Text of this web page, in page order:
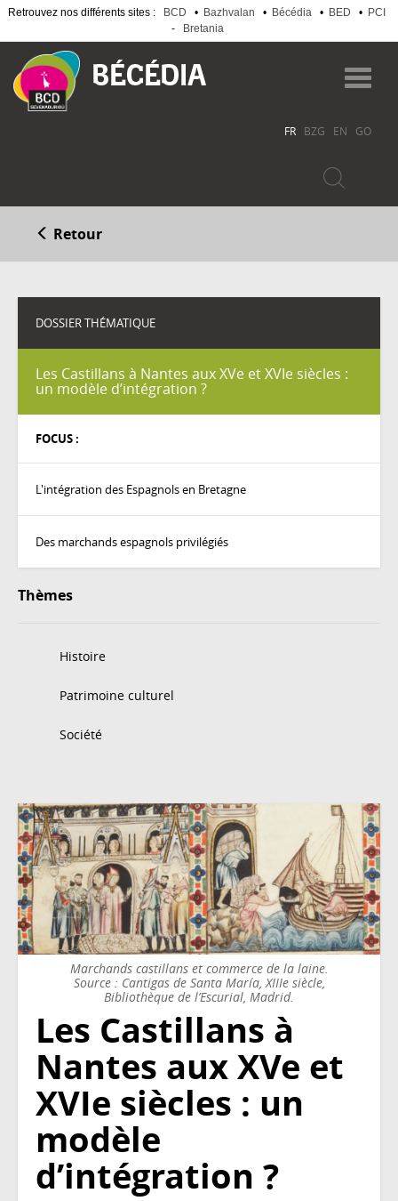
Retrouvez nos différents sites : BCD • Bazhvalan • Bécédia • BED •
PCI
-
Bretania
au
contenu
principal
FR BZG EN GO
Retour
DOSSIER THÉMATIQUE
Les Castillans à Nantes aux XVe et XVIe siècles :
un modèle d’intégration ?
FOCUS :
L'intégration des Espagnols en Bretagne
Des marchands espagnols privilégiés
Thèmes
Histoire
Patrimoine culturel
Société
Marchands castillans et commerce de la laine.
Source : Cantigas de Santa María, XIIIe siècle,
Bibliothèque de l’Escurial, Madrid.
Les Castillans à
Nantes aux XVe et
XVIe siècles : un
modèle
d’intégration ?